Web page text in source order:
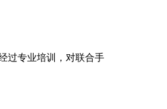
过专业培训，对联合手